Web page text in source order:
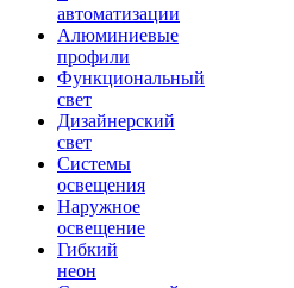
автоматизации
Алюминиевые
профили
Функциональный
свет
Дизайнерский
свет
Системы
освещения
Наружное
освещение
Гибкий
неон